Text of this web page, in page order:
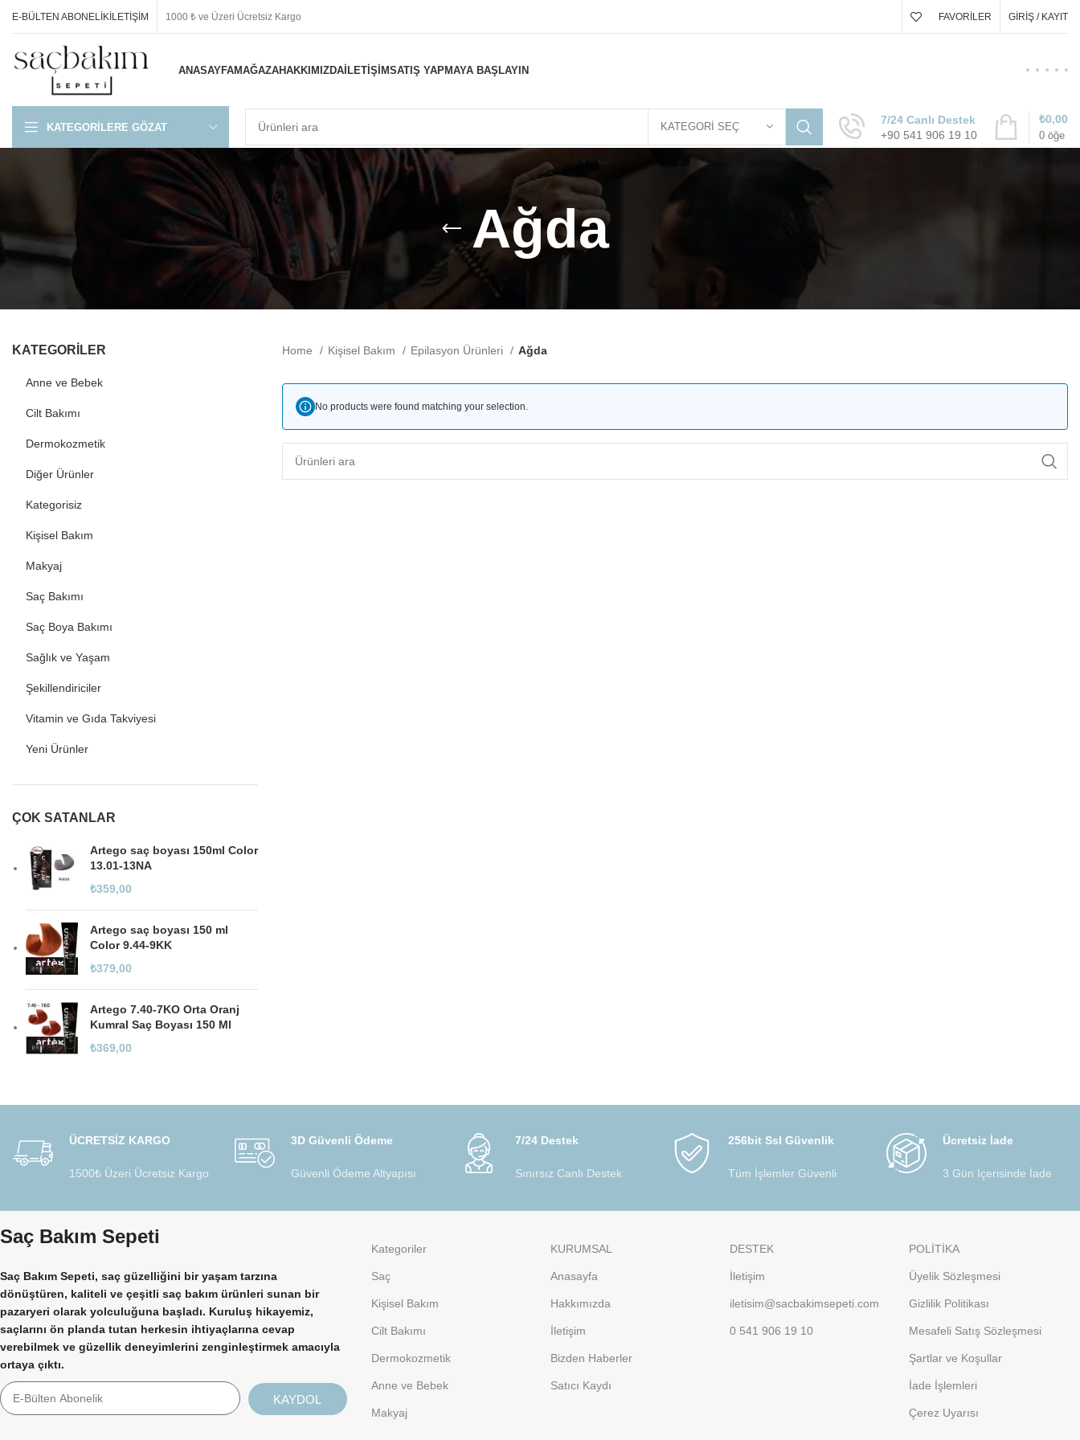
E-BÜLTEN ABONELIKİLETIŞIM 1000 ₺ ve Üzeri Ücretsiz Kargo FAVORILER GIRIŞ / KAYIT
ANASAYFAMAĞAZAHAKKIMIZDAİLETIŞIMSATIŞ YAPMAYA BAŞLAYIN
KATEGORILERE GÖZAT KATEGORI SEÇ
7/24 Canlı Destek
+90 541 906 19 10
0 öğe
₺0,00
Ağda
KATEGORİLER
Anne ve Bebek
Cilt Bakımı
Dermokozmetik
Diğer Ürünler
Kategorisiz
Kişisel Bakım
Makyaj
Saç Bakımı
Saç Boya Bakımı
Sağlık ve Yaşam
Şekillendiriciler
Vitamin ve Gıda Takviyesi
Yeni Ürünler
ÇOK SATANLAR
Artego saç boyası 150ml Color
13.01-13NA
₺359,00
Artego saç boyası 150 ml
Color 9.44-9KK
₺379,00
Artego 7.40-7KO Orta Oranj
Kumral Saç Boyası 150 Ml
₺369,00
Home Kişisel Bakım Epilasyon Ürünleri Ağda
No products were found matching your selection.
ÜCRETSİZ KARGO
1500₺ Üzeri Ücretsiz Kargo
3D Güvenli Ödeme
Güvenli Ödeme Altyapısı
7/24 Destek
Sınırsız Canlı Destek
256bit Ssl Güvenlik
Tüm İşlemler Güvenli
Ücretsiz İade
3 Gün İçerisinde İade
Saç Bakım Sepeti
Saç Bakım Sepeti, saç güzelliğini bir yaşam tarzına
dönüştüren, kaliteli ve çeşitli saç bakım ürünleri sunan bir
pazaryeri olarak yolculuğuna başladı. Kuruluş hikayemiz,
saçlarını ön planda tutan herkesin ihtiyaçlarına cevap
verebilmek ve güzellik deneyimlerini zenginleştirmek amacıyla
ortaya çıktı.
KAYDOL
Kategoriler
Saç
Kişisel Bakım
Cilt Bakımı
Dermokozmetik
Anne ve Bebek
Makyaj
KURUMSAL
Anasayfa
Hakkımızda
İletişim
Bizden Haberler
Satıcı Kaydı
DESTEK
İletişim
iletisim@sacbakimsepeti.com
0 541 906 19 10
POLİTİKA
Üyelik Sözleşmesi
Gizlilik Politikası
Mesafeli Satış Sözleşmesi
Şartlar ve Koşullar
İade İşlemleri
Çerez Uyarısı